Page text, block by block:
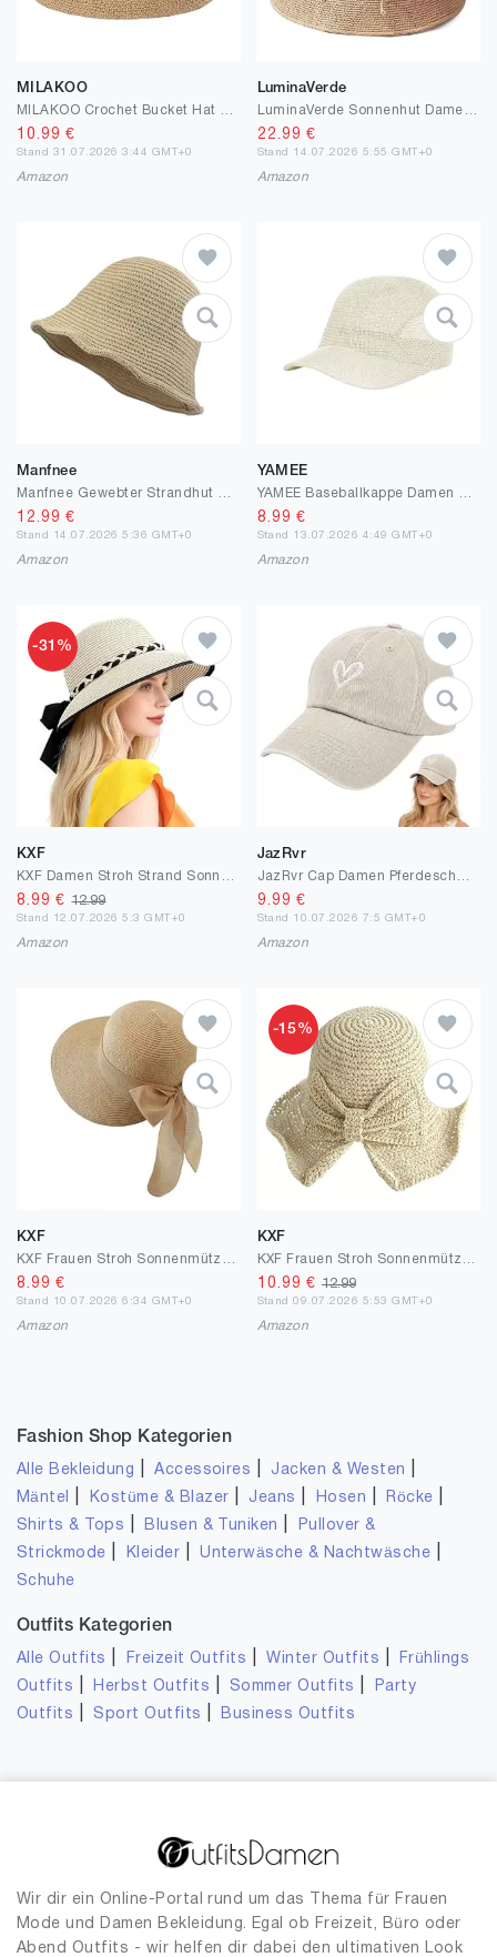
MILAKOO
10.99 €
Stand 31.07.2026 3:44 GMT+0
Amazon
LuminaVerde
22.99 €
Stand 14.07.2026 5:55 GMT+0
Amazon
Manfnee
12.99 €
Stand 14.07.2026 5:36 GMT+0
Amazon
YAMEE
8.99 €
Stand 13.07.2026 4:49 GMT+0
Amazon
-31%
KXF
8.99 €12.99
Stand 12.07.2026 5:3 GMT+0
Amazon
JazRvr
9.99 €
Stand 10.07.2026 7:5 GMT+0
Amazon
KXF
8.99 €
Stand 10.07.2026 6:34 GMT+0
Amazon
-15%
KXF
10.99 € 12.99
Stand 09.07.2026 5:53 GMT+0
Amazon
Fashion Shop Kategorien
Alle Bekleidung |Accessoires Jacken & Westen
Mäntel Kostüme & Blazer Jeans Hosen Röcke
Shirts & Tops Blusen & Tuniken
Pullover &
Strickmode
Kleider |Unterwäsche & Nachtwäsche
Schuhe
Outfits Kategorien
Alle Outfits Freizeit Outfits |Winter Outfits
Frühlings
Outfits
Herbst Outfits Sommer Outfits
Party
Outfits
Sport Outfits Business Outfits
Wir dir ein Online-Portal rund um das Thema für Frauen
Mode und Damen Bekleidung. Egal ob Freizeit, Büro oder
Abend Outfits - wir helfen dir dabei den ultimativen Look